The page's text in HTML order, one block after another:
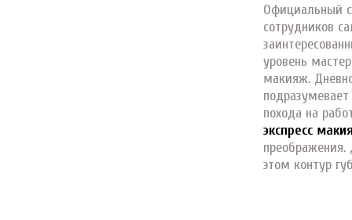
Официальный
сотрудников
уровень
макияж.
похода на
экспресс
преображения.
этом контур